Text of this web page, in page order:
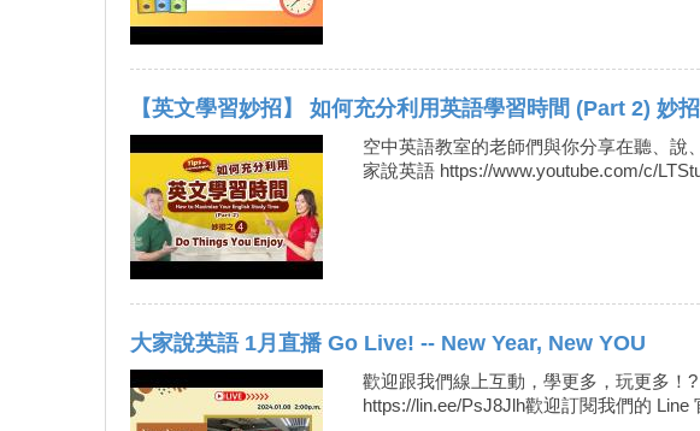
【英文學習妙招】 如何充分利用英語學習時間 (Part 2)
空中英語教室的老師們與你分享在聽、說
家說英語 https://www.youtube.com/c/
大家說英語 1月直播 Go Live! -- New Year, New YOU
歡迎跟我們線上互動，學更多，玩更多！
https://lin.ee/PsJ8Jlh歡迎訂閱我們的